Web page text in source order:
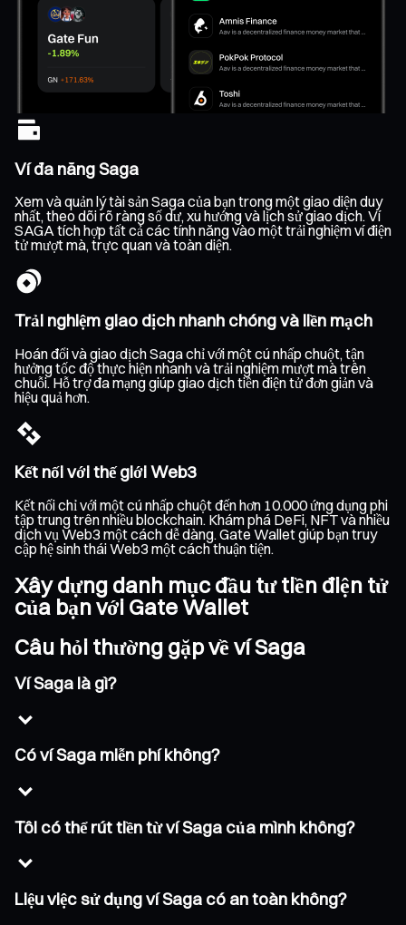
Ví đa năng Saga
Xem và quản lý tài sản Saga của bạn trong một giao diện duy
nhất, theo dõi rõ ràng số dư, xu hướng và lịch sử giao dịch. Ví
SAGA tích hợp tất cả các tính năng vào một trải nghiệm ví điện
tử mượt mà, trực quan và toàn diện.
Trải nghiệm giao dịch nhanh chóng và liền mạch
Hoán đổi và giao dịch Saga chỉ với một cú nhấp chuột, tận
hưởng tốc độ thực hiện nhanh và trải nghiệm mượt mà trên
chuỗi. Hỗ trợ đa mạng giúp giao dịch tiền điện tử đơn giản và
hiệu quả hơn.
Kết nối với thế giới Web3
Kết nối chỉ với một cú nhấp chuột đến hơn 10.000 ứng dụng phi
tập trung trên nhiều blockchain. Khám phá DeFi, NFT và nhiều
dịch vụ Web3 một cách dễ dàng. Gate Wallet giúp bạn truy
cập hệ sinh thái Web3 một cách thuận tiện.
Xây dựng danh mục đầu tư tiền điện tử
của bạn với Gate Wallet
Câu hỏi thường gặp về ví Saga
Ví Saga là gì?
Có ví Saga miễn phí không?
Tôi có thể rút tiền từ ví Saga của mình không?
Liệu việc sử dụng ví Saga có an toàn không?